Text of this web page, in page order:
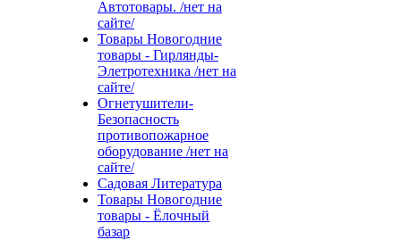
Автотовары. /нет на
сайте/
Товары Новогодние
товары - Гирлянды-
Элетротехника /нет на
сайте/
Огнетушители-
Безопасность
противопожарное
оборудование /нет на
сайте/
Садовая Литература
Товары Новогодние
товары - Ёлочный
базар